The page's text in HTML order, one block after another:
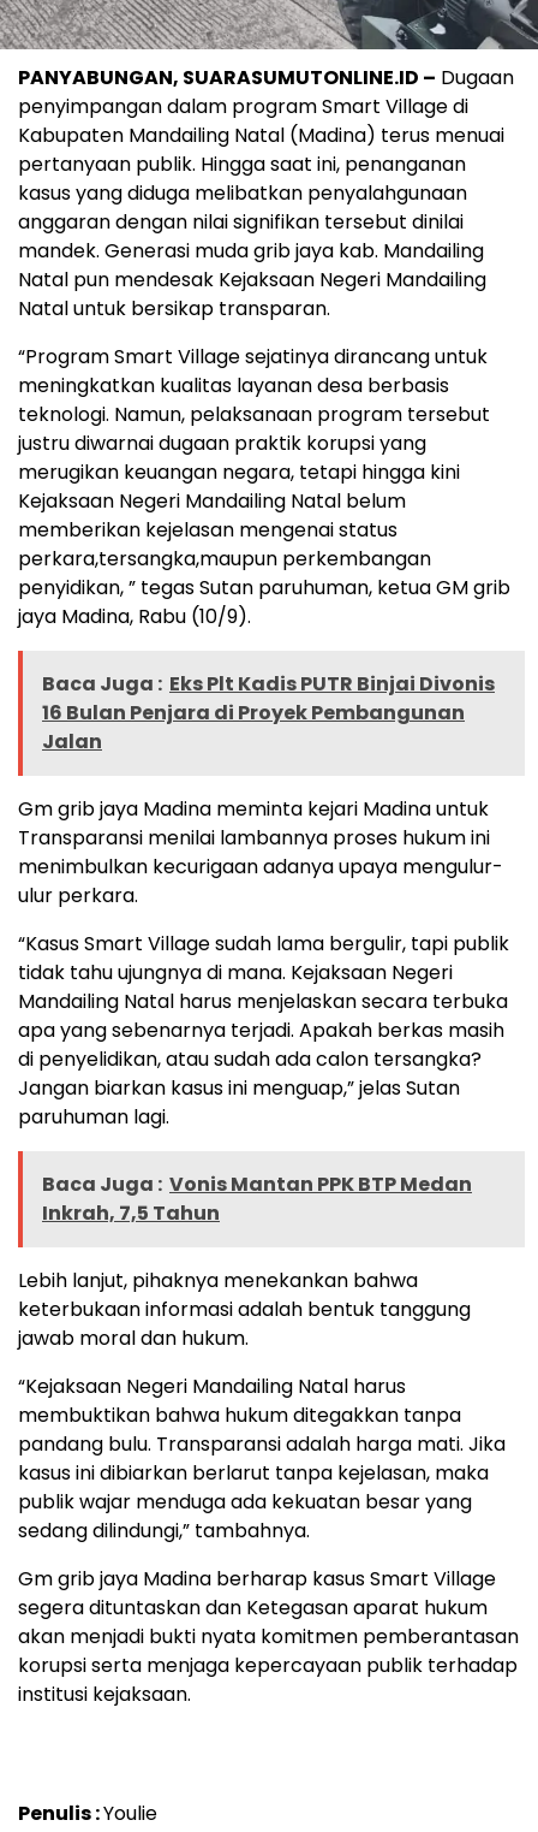
PANYABUNGAN, SUARASUMUTONLINE.ID – Dugaan
penyimpangan dalam program Smart Village di
Kabupaten Mandailing Natal (Madina) terus menuai
pertanyaan publik. Hingga saat ini, penanganan
kasus yang diduga melibatkan penyalahgunaan
anggaran dengan nilai signifikan tersebut dinilai
mandek. Generasi muda grib jaya kab. Mandailing
Natal pun mendesak Kejaksaan Negeri Mandailing
Natal untuk bersikap transparan.
“Program Smart Village sejatinya dirancang untuk
meningkatkan kualitas layanan desa berbasis
teknologi. Namun, pelaksanaan program tersebut
justru diwarnai dugaan praktik korupsi yang
merugikan keuangan negara, tetapi hingga kini
Kejaksaan Negeri Mandailing Natal belum
memberikan kejelasan mengenai status
perkara,tersangka,maupun perkembangan
penyidikan, ” tegas Sutan paruhuman, ketua GM grib
jaya Madina, Rabu (10/9).
Baca Juga : Eks Plt Kadis PUTR Binjai Divonis
16 Bulan Penjara di Proyek Pembangunan
Jalan
Gm grib jaya Madina meminta kejari Madina untuk
Transparansi menilai lambannya proses hukum ini
menimbulkan kecurigaan adanya upaya mengulur-
ulur perkara.
“Kasus Smart Village sudah lama bergulir, tapi publik
tidak tahu ujungnya di mana. Kejaksaan Negeri
Mandailing Natal harus menjelaskan secara terbuka
apa yang sebenarnya terjadi. Apakah berkas masih
di penyelidikan, atau sudah ada calon tersangka?
Jangan biarkan kasus ini menguap,” jelas Sutan
paruhuman lagi.
Baca Juga : Vonis Mantan PPK BTP Medan
Inkrah, 7,5 Tahun
Lebih lanjut, pihaknya menekankan bahwa
keterbukaan informasi adalah bentuk tanggung
jawab moral dan hukum.
“Kejaksaan Negeri Mandailing Natal harus
membuktikan bahwa hukum ditegakkan tanpa
pandang bulu. Transparansi adalah harga mati. Jika
kasus ini dibiarkan berlarut tanpa kejelasan, maka
publik wajar menduga ada kekuatan besar yang
sedang dilindungi,” tambahnya.
Gm grib jaya Madina berharap kasus Smart Village
segera dituntaskan dan Ketegasan aparat hukum
akan menjadi bukti nyata komitmen pemberantasan
korupsi serta menjaga kepercayaan publik terhadap
institusi kejaksaan.
Penulis :Youlie